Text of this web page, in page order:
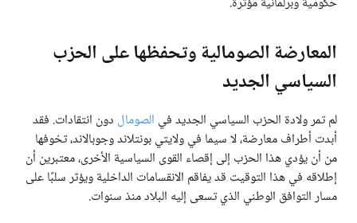
المعارضة الصومالية وتحفظها على الحزب
السياسي الجديد
لم تمر ولادة الحزب السياسي الجديد في الصومال دون انتقادات. فقد
أبدت أطراف معارضة، لا سيما في ولايتي بونتلاند وجوبالاند، تخوفها
من أن يؤدي هذا الحزب إلى إقصاء القوى السياسية الأخرى، معتبرين أن
إطلاقه في هذا التوقيت قد يفاقم الانقسامات الداخلية ويؤثر سلبًا على
مسار التوافق الوطني الذي تسعى إليه البلاد منذ سنوات.